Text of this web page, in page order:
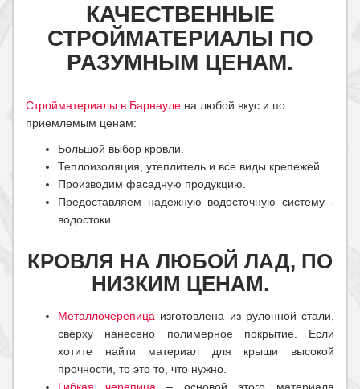
КАЧЕСТВЕННЫЕ
СТРОЙМАТЕРИАЛЫ ПО
РАЗУМНЫМ ЦЕНАМ.
Стройматериалы в Барнауле на любой вкус и по
приемлемым ценам:
Большой выбор кровли.
Теплоизоляция, утеплитель и все виды крепежей.
Производим фасадную продукцию.
Предоставляем надежную водосточную систему -
водостоки.
КРОВЛЯ НА ЛЮБОЙ ЛАД, ПО
НИЗКИМ ЦЕНАМ.
Металлочерепица изготовлена из рулонной стали,
сверху нанесено полимерное покрытие. Если
хотите найти материал для крыши высокой
прочности, то это то, что нужно.
Гибкая черепица – основой этого материала